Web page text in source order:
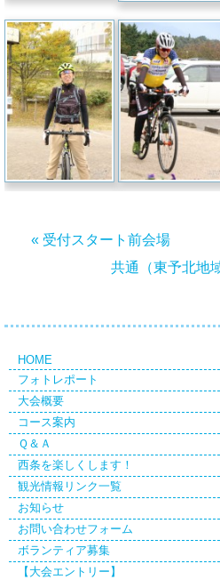
« 受付スタート前会場
共通（東予北地
HOME
フォトレポート
大会概要
コース案内
Ｑ＆Ａ
西条を楽しくします！
観光情報リンク一覧
お知らせ
お問い合わせフォーム
ボランティア募集
【大会エントリー】